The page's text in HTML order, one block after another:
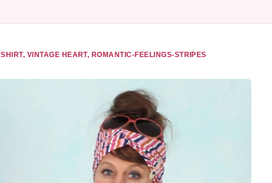
SHIRT, VINTAGE HEART, ROMANTIC-FEELINGS-STRIPES